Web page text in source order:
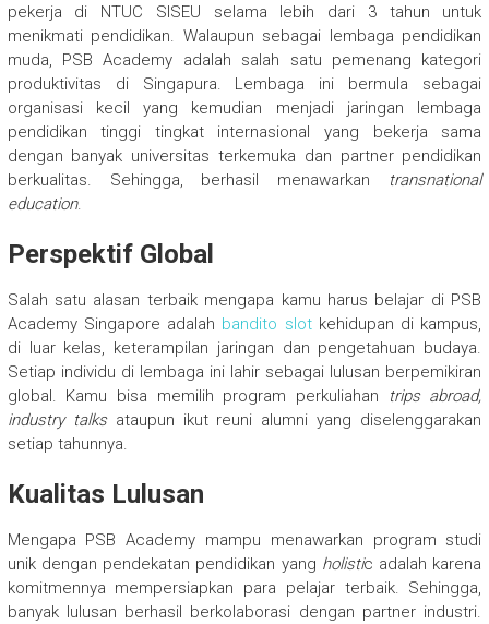
pekerja di NTUC SISEU selama lebih dari 3 tahun untuk
menikmati pendidikan. Walaupun sebagai lembaga pendidikan
muda, PSB Academy adalah salah satu pemenang kategori
produktivitas di Singapura. Lembaga ini bermula sebagai
organisasi kecil yang kemudian menjadi jaringan lembaga
pendidikan tinggi tingkat internasional yang bekerja sama
dengan banyak universitas terkemuka dan partner pendidikan
berkualitas. Sehingga, berhasil menawarkan transnational
education.
Perspektif Global
Salah satu alasan terbaik mengapa kamu harus belajar di PSB
Academy Singapore adalah bandito slotkehidupan di kampus,
di luar kelas, keterampilan jaringan dan pengetahuan budaya.
Setiap individu di lembaga ini lahir sebagai lulusan berpemikiran
global. Kamu bisa memilih program perkuliahan
trips abroad,
industry talks ataupun ikut reuni alumni yang diselenggarakan
setiap tahunnya.
Kualitas Lulusan
Mengapa PSB Academy mampu menawarkan program studi
unik dengan pendekatan pendidikan yang holistic adalah karena
komitmennya mempersiapkan para pelajar terbaik. Sehingga,
banyak lulusan berhasil berkolaborasi dengan partner industri.